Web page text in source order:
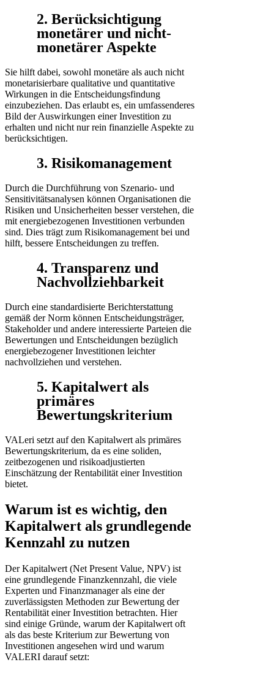
2. Berücksichtigung
monetärer und nicht-
monetärer Aspekte
Sie hilft dabei, sowohl monetäre als auch nicht
monetarisierbare qualitative und quantitative
Wirkungen in die Entscheidungsfindung
einzubeziehen. Das erlaubt es, ein umfassenderes
Bild der Auswirkungen einer Investition zu
erhalten und nicht nur rein finanzielle Aspekte zu
berücksichtigen.
3. Risikomanagement
Durch die Durchführung von Szenario- und
Sensitivitätsanalysen können Organisationen die
Risiken und Unsicherheiten besser verstehen, die
mit energiebezogenen Investitionen verbunden
sind. Dies trägt zum Risikomanagement bei und
hilft, bessere Entscheidungen zu treffen.
4. Transparenz und
Nachvollziehbarkeit
Durch eine standardisierte Berichterstattung
gemäß der Norm können Entscheidungsträger,
Stakeholder und andere interessierte Parteien die
Bewertungen und Entscheidungen bezüglich
energiebezogener Investitionen leichter
nachvollziehen und verstehen.
5. Kapitalwert als
primäres
Bewertungskriterium
VALeri setzt auf den Kapitalwert als primäres
Bewertungskriterium, da es eine soliden,
zeitbezogenen und risikoadjustierten
Einschätzung der Rentabilität einer Investition
bietet.
Warum ist es wichtig, den
Kapitalwert als grundlegende
Kennzahl zu nutzen
Der Kapitalwert (Net Present Value, NPV) ist
eine grundlegende Finanzkennzahl, die viele
Experten und Finanzmanager als eine der
zuverlässigsten Methoden zur Bewertung der
Rentabilität einer Investition betrachten. Hier
sind einige Gründe, warum der Kapitalwert oft
als das beste Kriterium zur Bewertung von
Investitionen angesehen wird und warum
VALERI darauf setzt: